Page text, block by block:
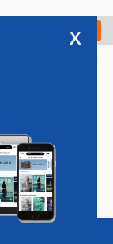
Check in
Vacatures
x